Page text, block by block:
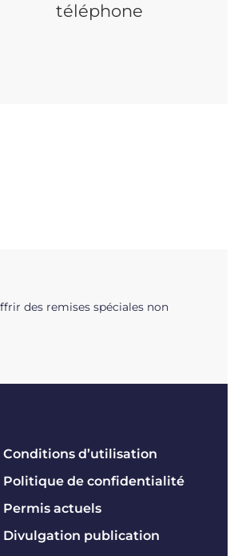
téléphone
des remises spéciales non
Conditions d’utilisation
Politique de confidentialité
Permis actuels
Divulgation publication